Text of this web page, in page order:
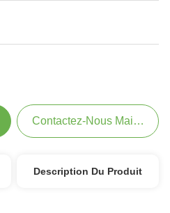
Contactez-Nous Maintenant
Description Du Produit